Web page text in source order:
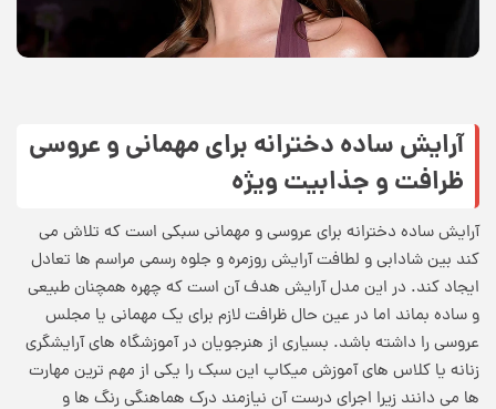
آرایش ساده دخترانه برای مهمانی و عروسی
ظرافت و جذابیت ویژه
آرایش ساده دخترانه برای عروسی و مهمانی سبکی است که تلاش می
کند بین شادابی و لطافت آرایش روزمره و جلوه رسمی مراسم ها تعادل
ایجاد کند. در این مدل آرایش هدف آن است که چهره همچنان طبیعی
و ساده بماند اما در عین حال ظرافت لازم برای یک مهمانی یا مجلس
عروسی را داشته باشد. بسیاری از هنرجویان در آموزشگاه های آرایشگری
زنانه یا کلاس های آموزش میکاپ این سبک را یکی از مهم ترین مهارت
ها می دانند زیرا اجرای درست آن نیازمند درک هماهنگی رنگ ها و